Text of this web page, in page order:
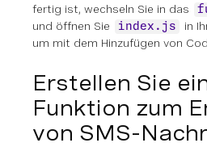
fertig ist, wechseln Sie in das
und öffnen Sie
index.js
in
um mit dem Hinzufügen von
Erstellen Sie
Funktion zum
von SMS-